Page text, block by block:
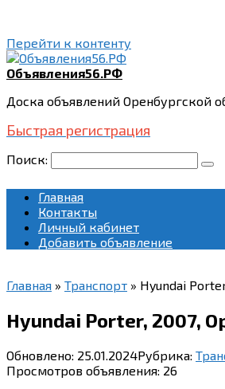
Перейти к контенту
Объявления56.РФ
Доска объявлений Оренбургской
Быстрая регистрация
Поиск:
Главная
Контакты
Личный кабинет
Добавить объявление
Главная » Транспорт » Hyundai
Hyundai Porter, 2007,
Обновлено: 25.01.2024Рубрика:
Просмотров объявления: 26